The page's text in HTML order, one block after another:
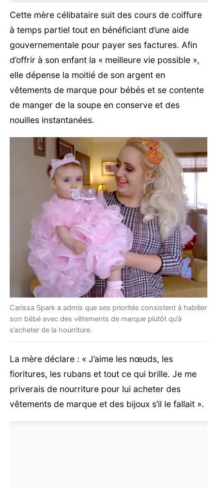
Cette mère célibataire suit des cours de coiffure
à temps partiel tout en bénéficiant d’une aide
gouvernementale pour payer ses factures. Afin
d’offrir à son enfant la « meilleure vie possible »,
elle dépense la moitié de son argent en
vêtements de marque pour bébés et se contente
de manger de la soupe en conserve et des
nouilles instantanées.
Carissa Spark a admis que ses priorités consistent à habiller
son bébé avec des vêtements de marque plutôt qu’à
s’acheter de la nourriture.
La mère déclare : « J’aime les nœuds, les
fioritures, les rubans et tout ce qui brille. Je me
priverais de nourriture pour lui acheter des
vêtements de marque et des bijoux s’il le fallait ».